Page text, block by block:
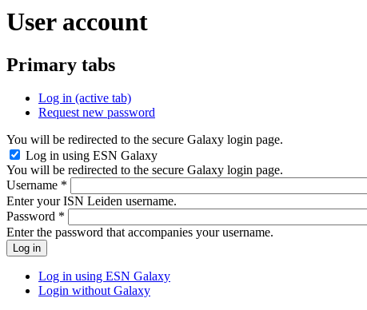
User account
Primary tabs
Log in (active tab)
Request new password
You will be redirected to the secure Galaxy login page.
Log in using ESN Galaxy
You will be redirected to the secure Galaxy login page.
Username *
Enter your ISN Leiden username.
Password *
Enter the password that accompanies your username.
Log in using ESN Galaxy
Login without Galaxy